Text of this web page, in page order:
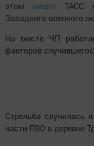
этом пишетТАСС
Западного военного
На месте ЧП
факторов
Стрельба случилась
части ПВО в деревне